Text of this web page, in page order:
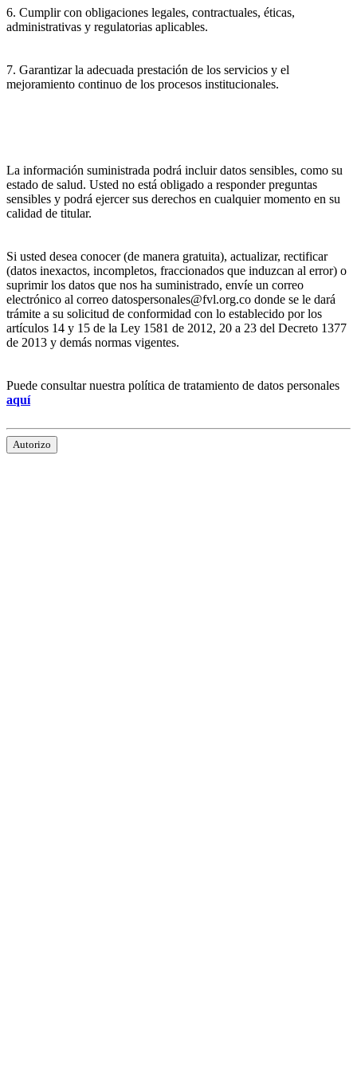
6. Cumplir con obligaciones legales, contractuales, éticas,
administrativas y regulatorias aplicables.
7. Garantizar la adecuada prestación de los servicios y el
mejoramiento continuo de los procesos institucionales.
La información suministrada podrá incluir datos sensibles, como su
estado de salud. Usted no está obligado a responder preguntas
sensibles y podrá ejercer sus derechos en cualquier momento en su
calidad de titular.
Si usted desea conocer (de manera gratuita), actualizar, rectificar
(datos inexactos, incompletos, fraccionados que induzcan al error) o
suprimir los datos que nos ha suministrado, envíe un correo
electrónico al correo datospersonales@fvl.org.co donde se le dará
trámite a su solicitud de conformidad con lo establecido por los
artículos 14 y 15 de la Ley 1581 de 2012, 20 a 23 del Decreto 1377
de 2013 y demás normas vigentes.
Puede consultar nuestra política de tratamiento de datos personales
aquí
Autorizo